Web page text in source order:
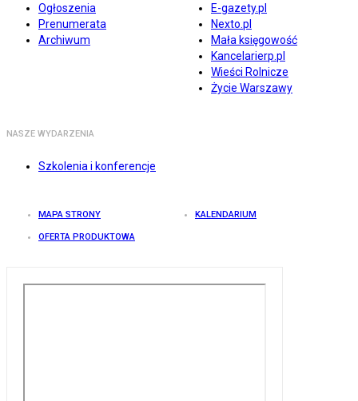
Ogłoszenia
Prenumerata
Archiwum
E-gazety.pl
Nexto.pl
Mała księgowość
Kancelarierp.pl
Wieści Rolnicze
Życie Warszawy
NASZE WYDARZENIA
Szkolenia i konferencje
MAPA STRONY KALENDARIUM
OFERTA PRODUKTOWA